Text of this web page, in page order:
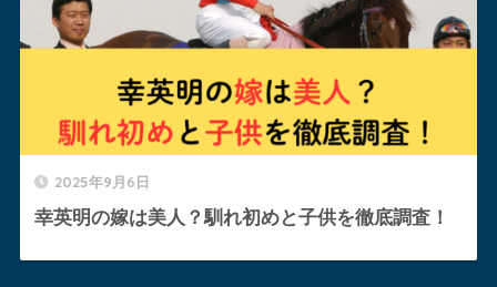
2025年9月6日
幸英明の嫁は美人？馴れ初めと子供を徹底調査！